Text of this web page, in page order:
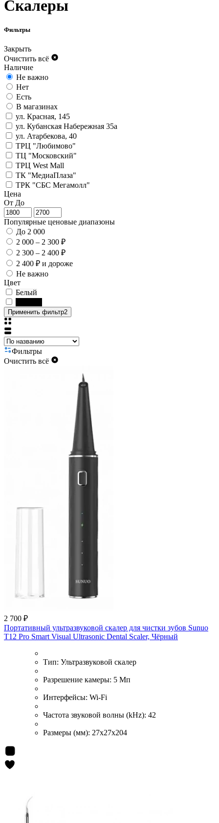
Скалеры
Фильтры
Закрыть
Очистить всё
Наличие
Не важно
Нет
Есть
В магазинах
ул. Красная, 145
ул. Кубанская Набережная 35а
ул. Атарбекова, 40
ТРЦ "Любимово"
ТЦ "Московский"
ТРЦ West Mall
ТК "МедиаПлаза"
ТРК "СБС Мегамолл"
Цена
От До
Популярные ценовые диапазоны
До 2 000
2 000 – 2 300 ₽
2 300 – 2 400 ₽
2 400 ₽ и дороже
Не важно
Цвет
Белый
Применить фильтр2
Фильтры
Очистить всё
2 700 ₽
Портативный ультразвуковой скалер для чистки зубов Sunuo
T12 Pro Smart Visual Ultrasonic Dental Scaler, Чёрный
Тип: Ультразвуковой скалер
Разрешение камеры: 5 Мп
Интерфейсы: Wi-Fi
Частота звуковой волны (kHz): 42
Размеры (мм): 27x27x204